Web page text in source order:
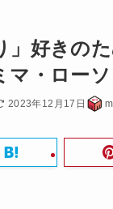
」好きの
マ・ロー
2023年12月17日